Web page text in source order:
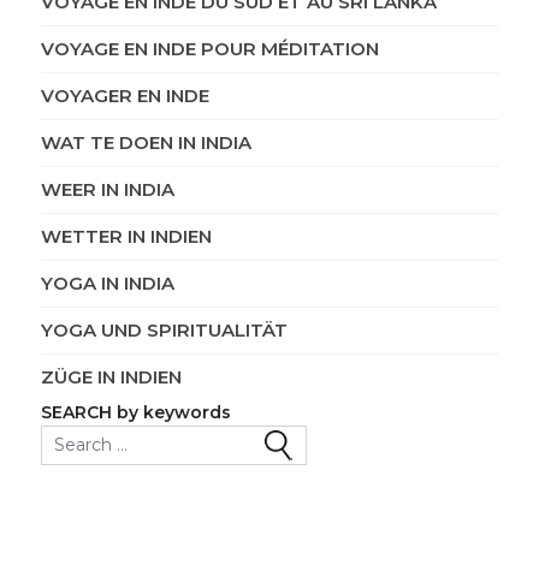
VOYAGE EN INDE POUR MÉDITATION
VOYAGER EN INDE
WAT TE DOEN IN INDIA
WEER IN INDIA
WETTER IN INDIEN
YOGA IN INDIA
YOGA UND SPIRITUALITÄT
ZÜGE IN INDIEN
SEARCH by keywords
Search for: